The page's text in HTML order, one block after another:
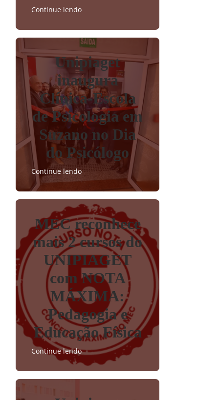
Continue lendo
Unipiaget
inaugura
Clínica-Escola
de Psicologia em
Suzano no Dia
do Psicólogo
Continue lendo
MEC reconhece
mais 2 cursos do
UNIPIAGET
com NOTA
MÁXIMA:
Pedagogia e
Educação Física
Continue lendo